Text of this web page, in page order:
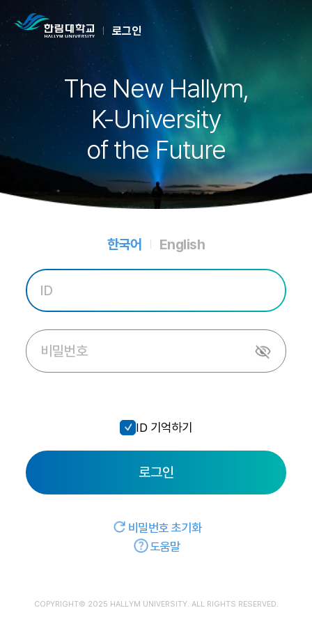
로그인
The New Hallym,
K-University
of the Future
한국어 English
ID 기억하기
로그인
비밀번호 초기화
도움말
COPYRIGHT© 2025 HALLYM UNIVERSITY. ALL RIGHTS RESERVED.